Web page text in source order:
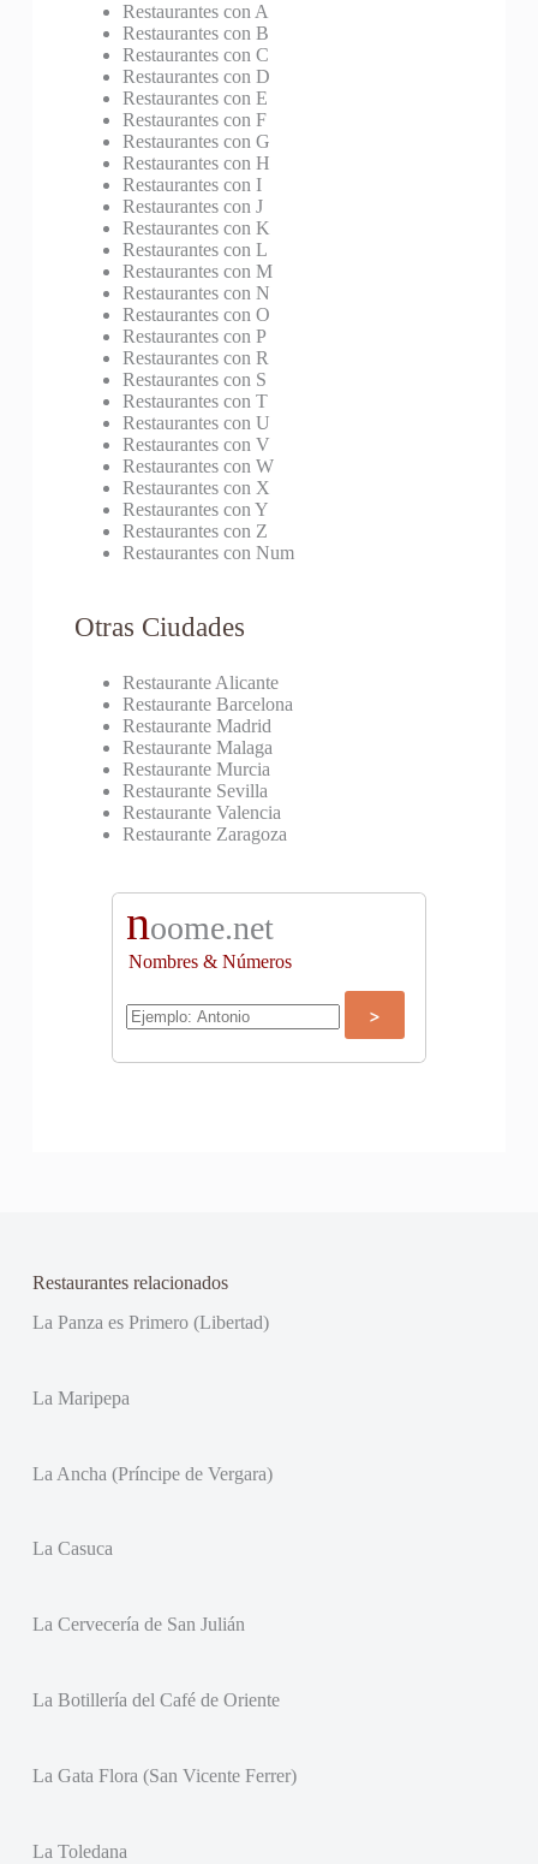
Restaurantes con A
Restaurantes con B
Restaurantes con C
Restaurantes con D
Restaurantes con E
Restaurantes con F
Restaurantes con G
Restaurantes con H
Restaurantes con I
Restaurantes con J
Restaurantes con K
Restaurantes con L
Restaurantes con M
Restaurantes con N
Restaurantes con O
Restaurantes con P
Restaurantes con R
Restaurantes con S
Restaurantes con T
Restaurantes con U
Restaurantes con V
Restaurantes con W
Restaurantes con X
Restaurantes con Y
Restaurantes con Z
Restaurantes con Num
Otras Ciudades
Restaurante Alicante
Restaurante Barcelona
Restaurante Madrid
Restaurante Malaga
Restaurante Murcia
Restaurante Sevilla
Restaurante Valencia
Restaurante Zaragoza
noome.net
Nombres & Números
Restaurantes relacionados
La Panza es Primero (Libertad)
La Maripepa
La Ancha (Príncipe de Vergara)
La Casuca
La Cervecería de San Julián
La Botillería del Café de Oriente
La Gata Flora (San Vicente Ferrer)
La Toledana